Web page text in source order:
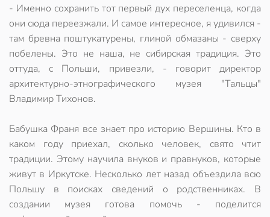
- Именно сохранить тот первый дух переселенца, когда
они сюда переезжали. И самое интересное, я удивился -
там бревна поштукатурены, глиной обмазаны - сверху
побелены. Это не наша, не сибирская традиция. Это
оттуда, с Польши, привезли, - говорит директор
архитектурно-этнографического музея "Тальцы"
Владимир Тихонов.
Бабушка Франя все знает про историю Вершины. Кто в
каком году приехал, сколько человек, свято чтит
традиции. Этому научила внуков и правнуков, которые
живут в Иркутске. Несколько лет назад объездила всю
Польшу в поисках сведений о родственниках. В
создании музея готова помочь - поделится